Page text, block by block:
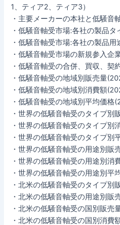
1、ティア2、ティア3）
・主要メーカーの本社と低騒音
・低騒音軸受市場:各社の製品タ
・低騒音軸受市場:各社の製品用
・低騒音軸受市場の新規参入企
・低騒音軸受の合併、買収、契
・低騒音軸受の地域別販売量
・低騒音軸受の地域別消費額
・低騒音軸受の地域別平均価格
・世界の低騒音軸受のタイプ別
・世界の低騒音軸受のタイプ別
・世界の低騒音軸受のタイプ
・世界の低騒音軸受の用途別販
・世界の低騒音軸受の用途別消
・世界の低騒音軸受の用途別平
・北米の低騒音軸受のタイプ別
・北米の低騒音軸受の用途別販
・北米の低騒音軸受の国別販売
・北米の低騒音軸受の国別消費